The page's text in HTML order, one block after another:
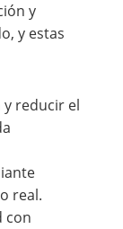
y
y estas
reducir el
real.
con